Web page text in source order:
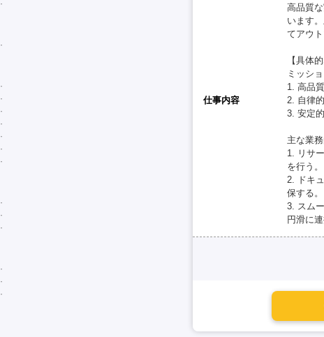
仕事内容
高品質
います
てアウ
【具体
ミッシ
1. 高品
2. 自律
3. 安定
主な業
1. リサ
を行う。
2. ドキ
保する。
3. スム
円滑に連